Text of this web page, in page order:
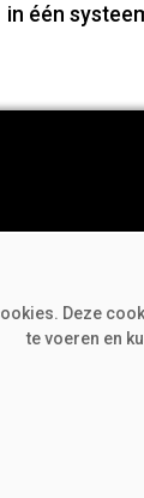
in één
Column
Deze
te voeren en